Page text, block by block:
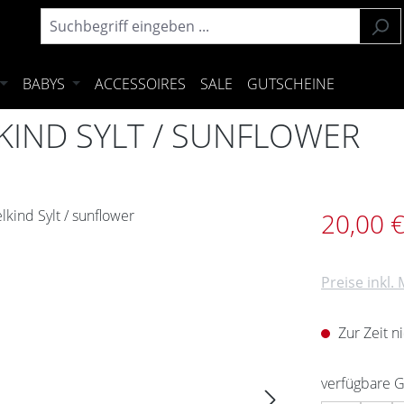
BABYS ACCESSOIRES SALE GUTSCHEINE
SYLT / SUNFLOWER
Verkaufspreis:
20,00 €
Preise inkl.
Zur Zeit
verfügbare